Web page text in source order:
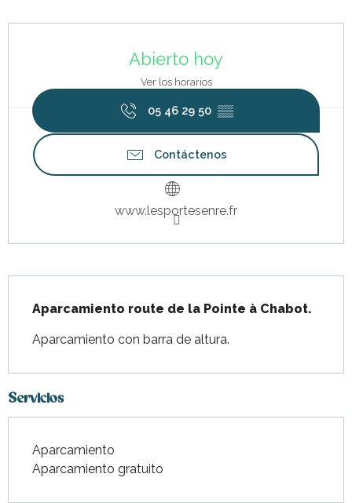
Abierto hoy
Ver los horarios
05 46 29 50 ▒▒
Contáctenos
www.lesportesenre.fr
Aparcamiento route de la Pointe à Chabot.
Aparcamiento con barra de altura.
Servicios
Aparcamiento
Aparcamiento gratuito